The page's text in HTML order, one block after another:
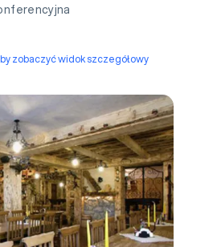
zobaczyć widok szczegółowy